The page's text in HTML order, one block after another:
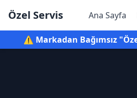
Özel Servis Ana Sayfa
⚠️ Markadan Bağımsız